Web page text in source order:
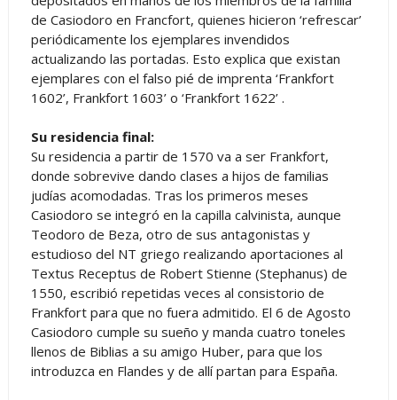
de Casiodoro en Francfort, quienes hicieron ‘refrescar’
periódicamente los ejemplares invendidos
actualizando las portadas. Esto explica que existan
ejemplares con el falso pié de imprenta ‘Frankfort
1602’, Frankfort 1603’ o ‘Frankfort 1622’ .
Su residencia final:
Su residencia a partir de 1570 va a ser Frankfort,
donde sobrevive dando clases a hijos de familias
judías acomodadas. Tras los primeros meses
Casiodoro se integró en la capilla calvinista, aunque
Teodoro de Beza, otro de sus antagonistas y
estudioso del NT griego realizando aportaciones al
Textus Receptus de Robert Stienne (Stephanus) de
1550, escribió repetidas veces al consistorio de
Frankfort para que no fuera admitido. El 6 de Agosto
Casiodoro cumple su sueño y manda cuatro toneles
llenos de Biblias a su amigo Huber, para que los
introduzca en Flandes y de allí partan para España.